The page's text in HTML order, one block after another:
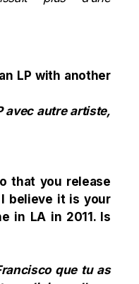
LP with another
avec autre artiste,
that you release
believe it is your
in LA in 2011. Is
que tu as